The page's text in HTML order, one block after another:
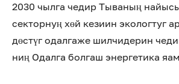
2030 чылга чедир Тываның
секторнуң хөй кезиин экологтуг
дөстүг одалгаже шилчидерин
ниң Одалга болгаш энергетика